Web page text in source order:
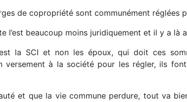
de copropriété sont communément réglées
l’est beaucoup moins juridiquement et il y a là
la SCI et non les époux, qui doit ces
versement à la société pour les régler, ils
et que la vie commune perdure, tout va